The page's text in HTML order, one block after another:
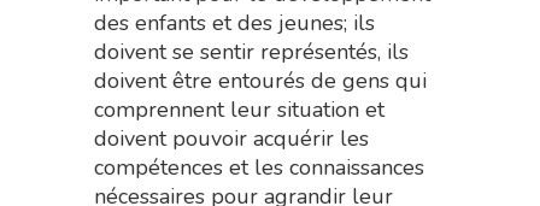
des enfants et des jeunes; ils
doivent se sentir représentés, ils
doivent être entourés de gens qui
comprennent leur situation et
doivent pouvoir acquérir les
compétences et les connaissances
nécessaires pour agrandir leur